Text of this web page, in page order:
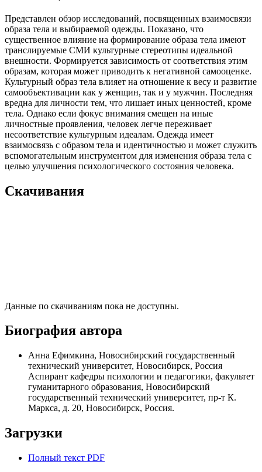
Представлен обзор исследований, посвященных взаимосвязи
образа тела и выбираемой одежды. Показано, что
существенное влияние на формирование образа тела имеют
транслируемые СМИ культурные стереотипы идеальной
внешности. Формируется зависимость от соответствия этим
образам, которая может приводить к негативной самооценке.
Культурный образ тела влияет на отношение к весу и развитие
самообъективации как у женщин, так и у мужчин. Последняя
вредна для личности тем, что лишает иных ценностей, кроме
тела. Однако если фокус внимания смещен на иные
личностные проявления, человек легче переживает
несоответствие культурным идеалам. Одежда имеет
взаимосвязь с образом тела и идентичностью и может служить
вспомогательным инструментом для изменения образа тела с
целью улучшения психологического состояния человека.
Скачивания
Данные по скачиваниям пока не доступны.
Биография автора
Анна Ефимкина, Новосибирский государственный
технический университет, Новосибирск, Россия
Аспирант кафедры психологии и педагогики, факультет
гуманитарного образования, Новосибирский
государственный технический университет, пр-т К.
Маркса, д. 20, Новосибирск, Россия.
Загрузки
Полный текст PDF